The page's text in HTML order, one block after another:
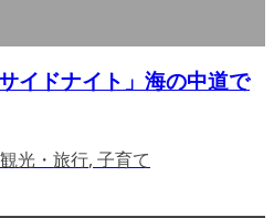
イドナイト」海の中道で
観光・旅行, 子育て